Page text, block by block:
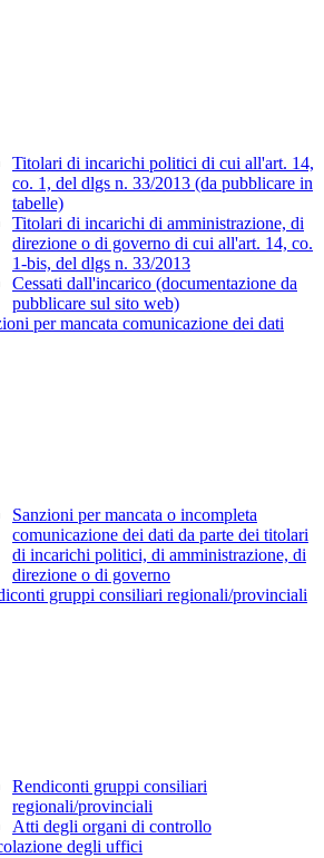
Titolari di incarichi politici di cui all'art. 14,
co. 1, del dlgs n. 33/2013 (da pubblicare in
tabelle)
Titolari di incarichi di amministrazione, di
direzione o di governo di cui all'art. 14, co.
1-bis, del dlgs n. 33/2013
Cessati dall'incarico (documentazione da
pubblicare sul sito web)
per mancata comunicazione dei dati
Sanzioni per mancata o incompleta
comunicazione dei dati da parte dei titolari
di incarichi politici, di amministrazione, di
direzione o di governo
gruppi consiliari regionali/provinciali
Rendiconti gruppi consiliari
regionali/provinciali
Atti degli organi di controllo
degli uffici